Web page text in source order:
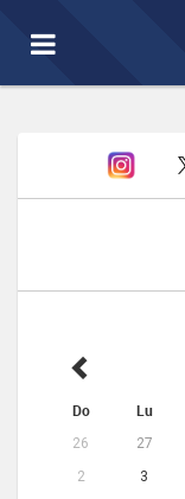
Toggle
navigation
Do Lu
26 27
2
3